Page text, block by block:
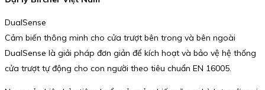
DualSense
Cảm biến thông minh cho cửa trượt bên trong và bên ngoài
DualSense là giải pháp đơn giản để kích hoạt và bảo vệ hệ thống
cửa trượt tự động cho con người theo tiêu chuẩn EN 16005.